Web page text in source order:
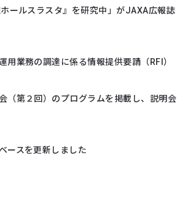
ールスラスタ』を研究中」がJAXA広報誌
業務の調達に係る情報提供要請（RFI）
（第２回）のプログラムを掲載し、説明会
ースを更新しました